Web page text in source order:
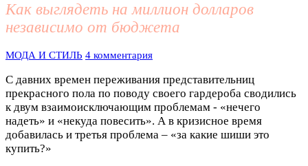
Как выглядеть на миллион долларов
независимо от бюджета
МОДА И СТИЛЬ 4 комментария
С давних времен переживания представительниц
прекрасного пола по поводу своего гардероба сводились
к двум взаимоисключающим проблемам - «нечего
надеть» и «некуда повесить». А в кризисное время
добавилась и третья проблема – «за какие шиши это
купить?»